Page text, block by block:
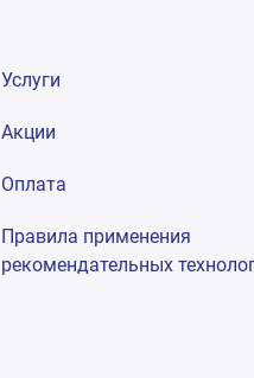
Услуги
Акции
Оплата
Правила применения
рекомендательных